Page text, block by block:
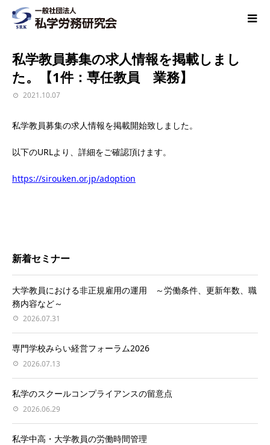
私学教員募集の求人情報を掲載しまし
た。【1件：専任教員 業務】
2021.10.07
私学教員募集の求人情報を掲載開始致しました。
以下のURLより、詳細をご確認頂けます。
https://sirouken.or.jp/adoption
新着セミナー
大学教員における非正規雇用の運用 ～労働条件、更新年数、職
務内容など～
2026.07.31
専門学校みらい経営フォーラム2026
2026.07.13
私学のスクールコンプライアンスの留意点
2026.06.29
私学中高・大学教員の労働時間管理